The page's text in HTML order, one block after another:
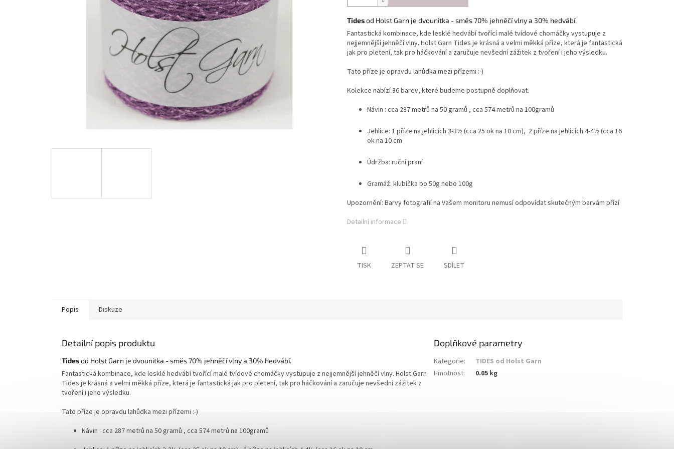
Tidesod Holst Garn je dvounitka - směs 70% jehněčí vlny a 30% hedvábí.
Fantastická kombinace, kde lesklé hedvábí tvořící malé tvídové chomáčky vystupuje z
nejjemnější jehněčí vlny. Holst Garn Tides je krásná a velmi měkká příze, která je fantastická
jak pro pletení, tak pro háčkování a zaručuje nevšední zážitek z tvoření i jeho výsledku.
Tato příze je opravdu lahůdka mezi přízemi :-)
Kolekce nabízí 36 barev, které budeme postupně doplňovat.
Návin : cca 287 metrů na 50 gramů , cca 574 metrů na 100gramů
Jehlice: 1 příze na jehlicích 3-3½ (cca 25 ok na 10 cm), 2 příze na jehlicích 4-4½ (cca 16
ok na 10 cm
Údržba: ruční praní
Gramáž: klubíčka po 50g nebo 100g
Upozornění: Barvy fotografií na Vašem monitoru nemusí odpovídat skutečným barvám přízí
Detailní informace
TISK ZEPTAT SE SDÍLET
Popis Diskuze
Detailní popis produktu
Tidesod Holst Garn je dvounitka - směs 70% jehněčí vlny a 30% hedvábí.
Fantastická kombinace, kde lesklé hedvábí tvořící malé tvídové chomáčky vystupuje z nejjemnější jehněčí vlny. Holst Garn
Tides je krásná a velmi měkká příze, která je fantastická jak pro pletení, tak pro háčkování a zaručuje nevšední zážitek z
tvoření i jeho výsledku.
Tato příze je opravdu lahůdka mezi přízemi :-)
Návin : cca 287 metrů na 50 gramů , cca 574 metrů na 100gramů
Doplňkové parametry
Kategorie:
TIDES od Holst Garn
Hmotnost: 0.05 kg